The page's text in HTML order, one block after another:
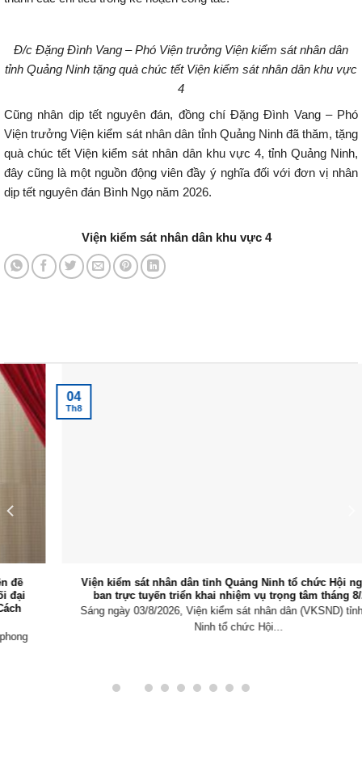
Đ/c Đặng Đình Vang – Phó Viện trưởng Viện kiểm sát nhân dân
tỉnh Quảng Ninh tặng quà chúc tết Viện kiểm sát nhân dân khu vực
4
Cũng nhân dịp tết nguyên đán, đồng chí Đặng Đình Vang – Phó
Viện trưởng Viện kiểm sát nhân dân tỉnh Quảng Ninh đã thăm, tặng
quà chúc tết Viện kiểm sát nhân dân khu vực 4, tỉnh Quảng Ninh,
đây cũng là một nguồn động viên đầy ý nghĩa đối với đơn vị nhân
dịp tết nguyên đán Bình Ngọ năm 2026.
Viện kiểm sát nhân dân khu vực 4
Viện kiểm sát nhân dân tỉnh Quảng Ninh tổ chức Hội nghị giao
ban trực tuyến triển khai nhiệm vụ trọng tâm tháng 8/2026
Sáng ngày 03/8/2026, Viện kiểm sát nhân dân (VKSND) tỉnh Quảng
Ninh tổ chức Hội...
04
Th8